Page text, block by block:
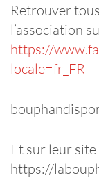
Retrouver
l’association
https://
locale=fr_FR
Et sur leur
https://